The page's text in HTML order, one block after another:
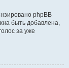
phpBB
быть добавлена,
за уже